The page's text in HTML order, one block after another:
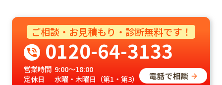
ご相談・お見積もり・診断無料です！
0120-64-3133
営業時間 9:00～18:00
定休日
水曜・木曜日（第1・第3） 電話で相談